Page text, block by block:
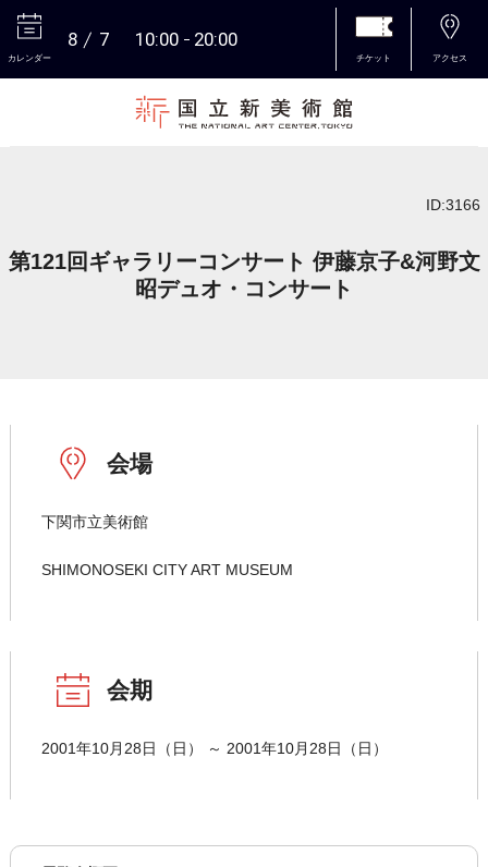
カレンダー
8 7 10:00 20:00
チケット アクセス
ID:3166
第121回ギャラリーコンサート 伊藤京子&河野文
昭デュオ・コンサート
会場
下関市立美術館
SHIMONOSEKI CITY ART MUSEUM
会期
2001年10月28日（日） ～ 2001年10月28日（日）